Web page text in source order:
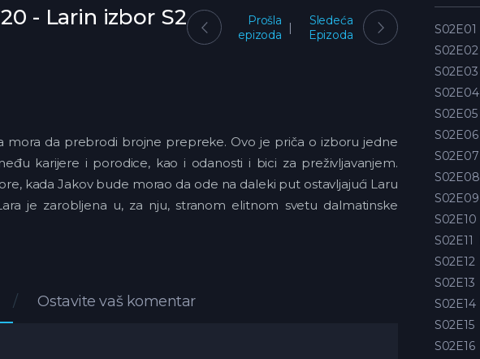
- Larin izbor S2
Prošla
epizoda
Sledeća
Epizoda
mora da prebrodi brojne prepreke. Ovo je priča o izboru jedne
karijere i porodice, kao i odanosti i bici za preživljavanjem.
kada Jakov bude morao da ode na daleki put ostavljajući Laru
je zarobljena u, za nju, stranom elitnom svetu dalmatinske
Ostavite vaš komentar
S02E01
S02E02
S02E03
S02E04
S02E05
S02E06
S02E07
S02E08
S02E09
S02E10
S02E11
S02E12
S02E13
S02E14
S02E15
S02E16